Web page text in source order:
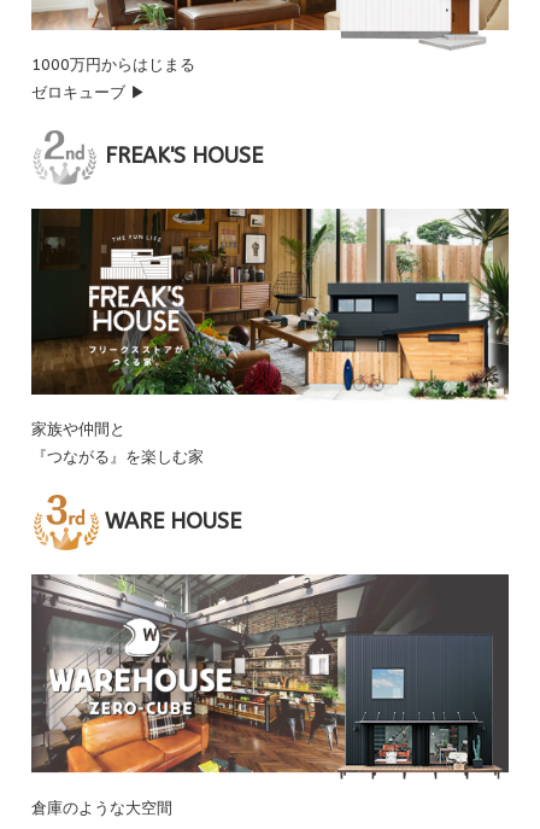
1000万円からはじまる
ゼロキューブ ▶
FREAK'S HOUSE
家族や仲間と
『つながる』を楽しむ家
WARE HOUSE
倉庫のような大空間